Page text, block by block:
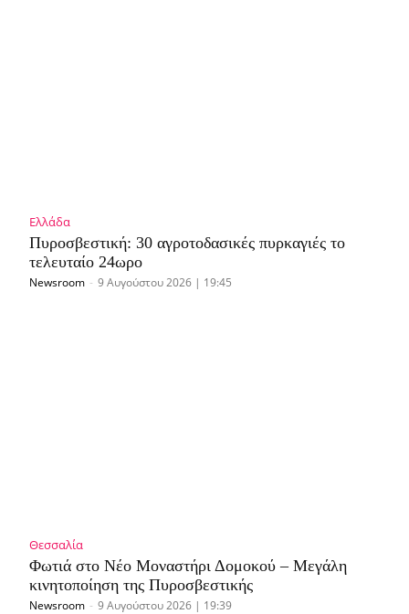
Ελλάδα
Πυροσβεστική: 30 αγροτοδασικές πυρκαγιές το
τελευταίο 24ωρο
Newsroom - 9 Αυγούστου 2026 | 19:45
Θεσσαλία
Φωτιά στο Νέο Μοναστήρι Δομοκού – Μεγάλη
κινητοποίηση της Πυροσβεστικής
Newsroom - 9 Αυγούστου 2026 | 19:39